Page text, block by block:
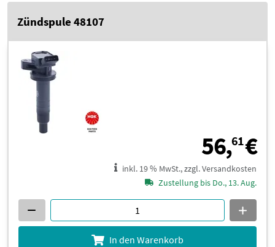
Zündspule 48107
56,61€
inkl. 19 % MwSt., zzgl. Versandkosten
Zustellung bis Do., 13. Aug.
In den Warenkorb